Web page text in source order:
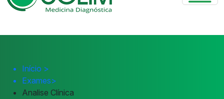
Início >
Exames>
Analise Clínica